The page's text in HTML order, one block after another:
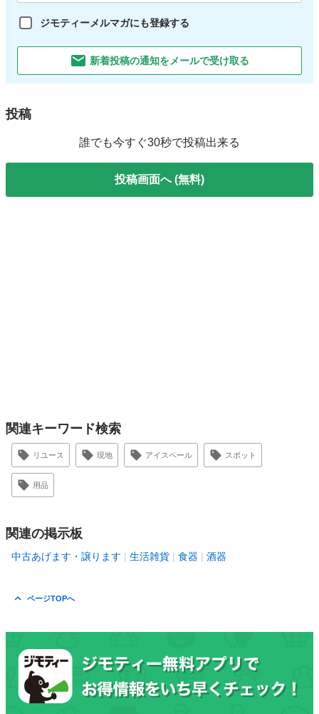
ジモティーメルマガにも登録する
新着投稿の通知をメールで受け取る
投稿
誰でも今すぐ30秒で投稿出来る
投稿画面へ (無料)
関連キーワード検索
リユース 現地 アイスペール スポット
用品
関連の掲示板
中古あげます・譲ります 生活雑貨 食器 酒器
ページTOPへ